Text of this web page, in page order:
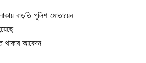
বাড়তি পুলিশ মোতায়েন
থাকার আবেদন